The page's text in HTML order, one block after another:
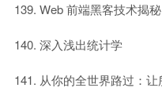
Web 前端黑客技术揭秘
深入浅出统计学
从你的全世界路过：